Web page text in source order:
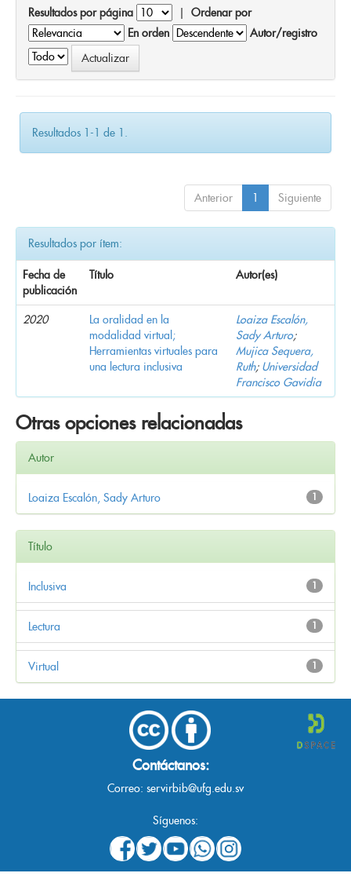
Resultados por página | Ordenar por
En orden
Autor/registro
Resultados 1-1 de 1.
Anterior 1 Siguiente
Resultados por ítem:
Fecha de
publicación
Título Autor(es)
2020
La oralidad en la
modalidad virtual;
Herramientas virtuales para
una lectura inclusiva
Loaiza Escalón,
Sady Arturo;
Mujica Sequera,
Ruth; Universidad
Francisco Gavidia
Otras opciones relacionadas
Autor
1
Loaiza Escalón, Sady Arturo
Título
1
Inclusiva
1
Lectura
1
Virtual
Contáctanos:
Correo: servirbib@ufg.edu.sv
Síguenos: